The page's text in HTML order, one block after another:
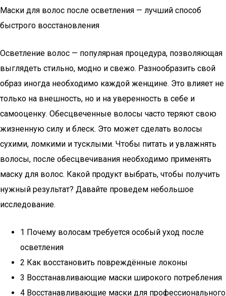
Маски для волос после осветления — лучший способ
быстрого восстановления
Осветление волос — популярная процедура, позволяющая
выглядеть стильно, модно и свежо. Разнообразить свой
образ иногда необходимо каждой женщине. Это влияет не
только на внешность, но и на уверенность в себе и
самооценку. Обесцвеченные волосы часто теряют свою
жизненную силу и блеск. Это может сделать волосы
сухими, ломкими и тусклыми. Чтобы питать и увлажнять
волосы, после обесцвечивания необходимо применять
маску для волос. Какой продукт выбрать, чтобы получить
нужный результат? Давайте проведем небольшое
исследование.
1 Почему волосам требуется особый уход после
осветления
2 Как восстановить повреждённые локоны
3 Восстанавливающие маски широкого потребления
4 Восстанавливающие маски для профессионального